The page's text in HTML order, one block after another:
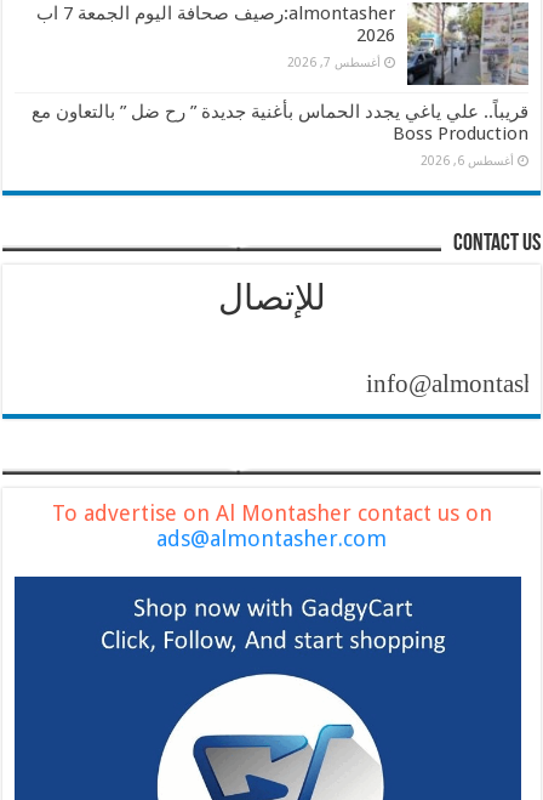
almontasher:رصيف صحافة اليوم الجمعة 7 اب
2026
أغسطس 7, 2026
قريباً.. علي ياغي يجدد الحماس بأغنية جديدة ” رح ضل ” بالتعاون مع
Boss Production
أغسطس 6, 2026
contact us
للإتصال
info@almontasher.com
To advertise on Al Montasher contact us on
ads@almontasher.com